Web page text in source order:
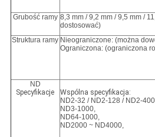
Grubość ramy 8,3 mm / 9,2 mm / 9,5 mm /
dostosować)
Struktura ramy Nieograniczone: (można
Ograniczona: (ograniczona
ND
Specyfikacje
Wspólna specyfikacja:
ND2-32 / ND2-128 / ND2-
ND3-1000,
ND64-1000,
ND2000 ~ ND4000,